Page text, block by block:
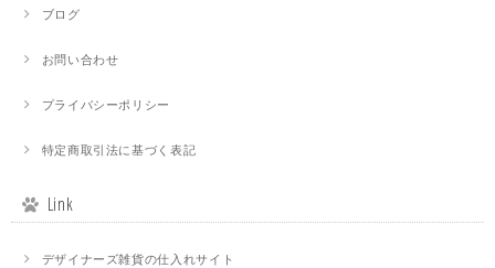
ブログ
お問い合わせ
プライバシーポリシー
特定商取引法に基づく表記
Link
デザイナーズ雑貨の仕入れサイト